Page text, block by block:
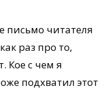
письмо читателя
раз про то,
Кое с чем я
подхватил этот